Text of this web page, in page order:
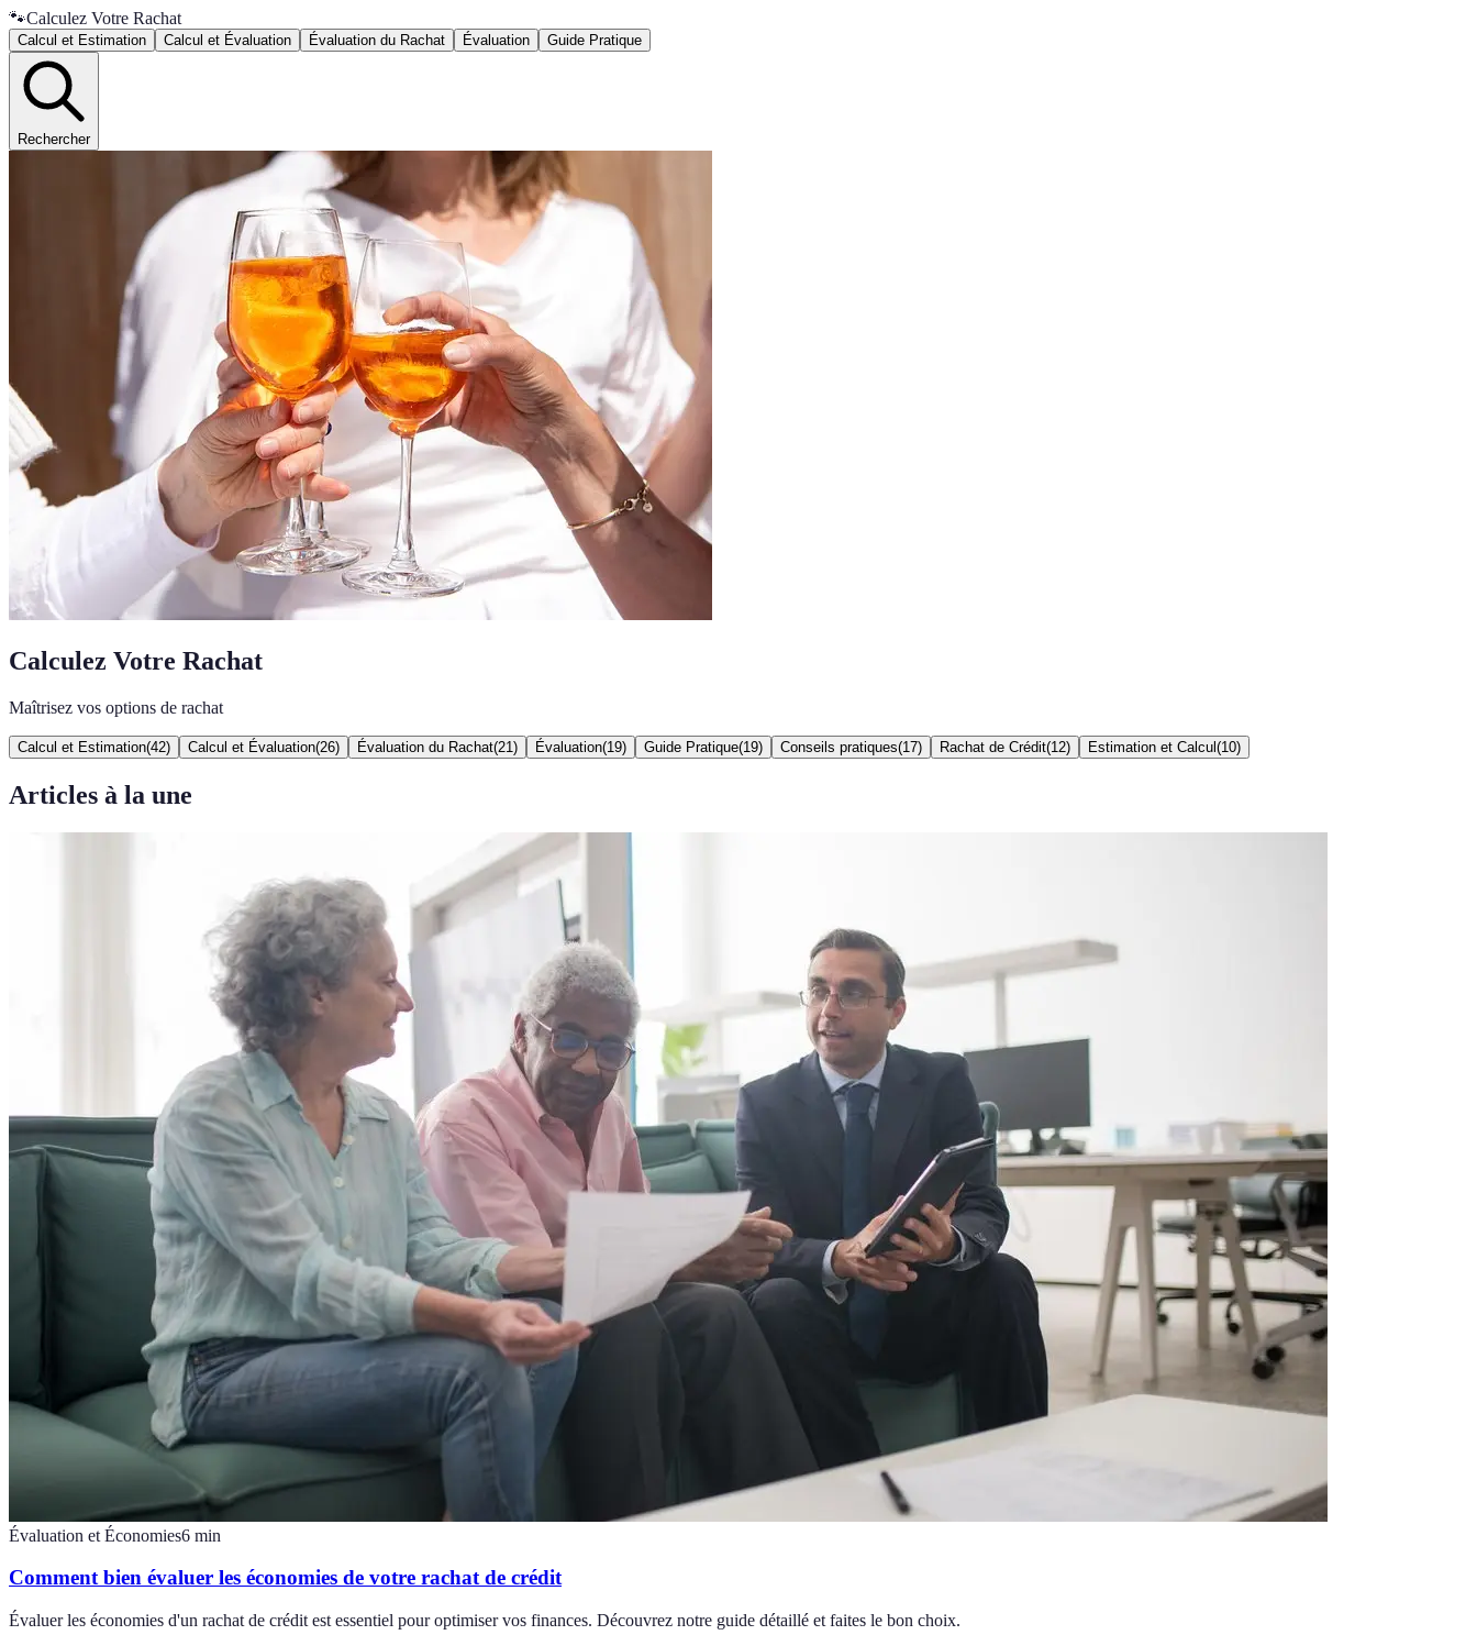
🐾Calculez Votre Rachat
Calcul et Estimation Calcul et Évaluation Évaluation du Rachat Évaluation Guide Pratique
Rechercher
Calculez Votre Rachat
Maîtrisez vos options de rachat
Calcul et Estimation(42) Calcul et Évaluation(26) Évaluation du Rachat(21 ) Évaluation(19) Guide Pratique(19) Conseils pratiques(17) Rachat de Crédit(12) Estimation et Calcul (10)
Articles à la une
Évaluation et Économies6 min
Comment bien évaluer les économies de votre rachat de crédit
Évaluer les économies d'un rachat de crédit est essentiel pour optimiser vos finances. Découvrez notre guide détaillé et faites le bon choix.